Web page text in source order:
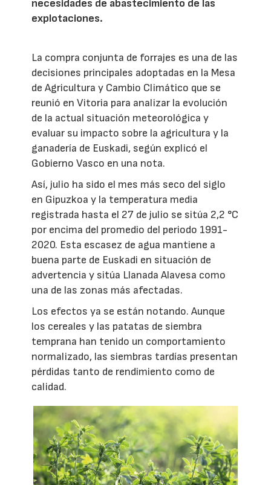
necesidades de abastecimiento de las
explotaciones.
La compra conjunta de forrajes es una de las
decisiones principales adoptadas en la Mesa
de Agricultura y Cambio Climático que se
reunió en Vitoria para analizar la evolución
de la actual situación meteorológica y
evaluar su impacto sobre la agricultura y la
ganadería de Euskadi, según explicó el
Gobierno Vasco en una nota.
Así, julio ha sido el mes más seco del siglo
en Gipuzkoa y la temperatura media
registrada hasta el 27 de julio se sitúa 2,2 °C
por encima del promedio del periodo 1991-
2020. Esta escasez de agua mantiene a
buena parte de Euskadi en situación de
advertencia y sitúa Llanada Alavesa como
una de las zonas más afectadas.
Los efectos ya se están notando. Aunque
los cereales y las patatas de siembra
temprana han tenido un comportamiento
normalizado, las siembras tardías presentan
pérdidas tanto de rendimiento como de
calidad.